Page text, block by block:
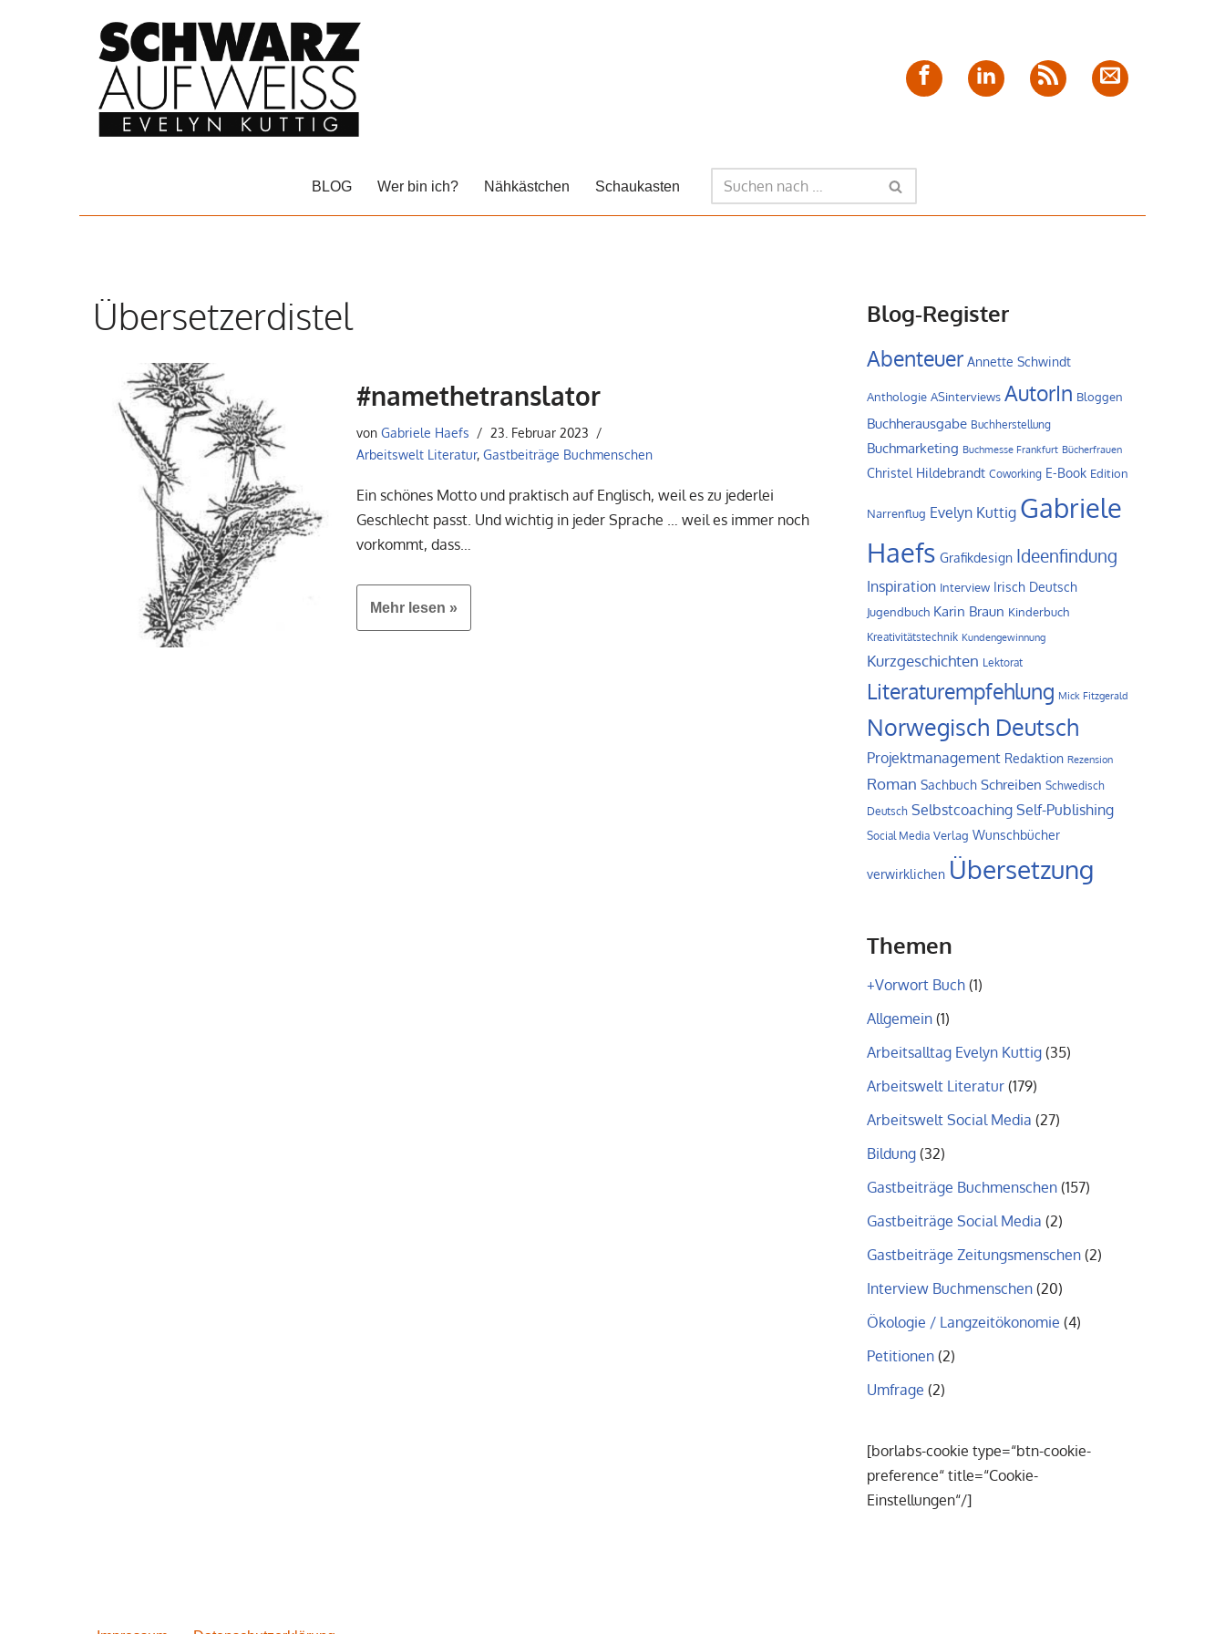
FacebookLinkedIn Feed
E-
Mail
BLOG Wer bin ich? Nähkästchen Schaukasten
Übersetzerdistel
#namethetranslator
vonGabriele Haefs
23. Februar 2023
Arbeitswelt Literatur,Gastbeiträge Buchmenschen
Ein schönes Motto und praktisch auf Englisch, weil es zu jederlei
Geschlecht passt. Und wichtig in jeder Sprache … weil es immer noch
vorkommt, dass…
Mehr lesen »
Blog-Register
Abenteuer Annette Schwindt
Anthologie ASinterviews AutorIn Bloggen
Buchherausgabe Buchherstellung
Buchmarketing Buchmesse Frankfurt Bücherfrauen
Christel Hildebrandt Coworking E-Book Edition
Narrenflug Evelyn Kuttig Gabriele
Haefs Grafikdesign Ideenfindung
Inspiration Interview Irisch Deutsch
Jugendbuch Karin Braun Kinderbuch
Kreativitätstechnik Kundengewinnung
Kurzgeschichten Lektorat
Literaturempfehlung Mick Fitzgerald
Norwegisch Deutsch
Projektmanagement Redaktion Rezension
Roman Sachbuch Schreiben Schwedisch
Deutsch Selbstcoaching Self-Publishing
Social Media Verlag Wunschbücher
verwirklichen Übersetzung
Themen
+Vorwort Buch (1)
Allgemein (1)
Arbeitsalltag Evelyn Kuttig (35)
Arbeitswelt Literatur (179)
Arbeitswelt Social Media (27)
Bildung (32)
Gastbeiträge Buchmenschen (157)
Gastbeiträge Social Media (2)
Gastbeiträge Zeitungsmenschen (2)
Interview Buchmenschen (20)
Ökologie / Langzeitökonomie (4)
Petitionen (2)
Umfrage (2)
[borlabs-cookie type=“btn-cookie-
preference“ title=“Cookie-
Einstellungen“/]